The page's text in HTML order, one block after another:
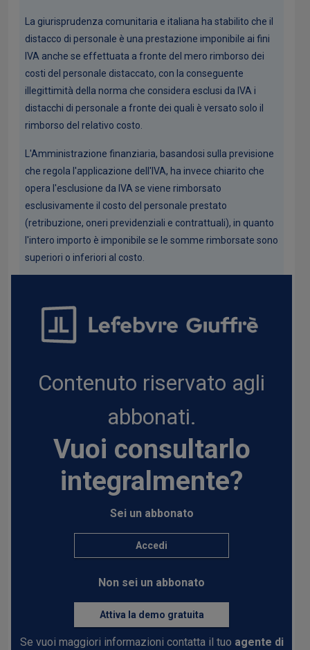
La giurisprudenza comunitaria e italiana ha stabilito che il
distacco di personale è una prestazione imponibile ai fini
IVA anche se effettuata a fronte del mero rimborso dei
costi del personale distaccato, con la conseguente
illegittimità della norma che considera esclusi da IVA i
distacchi di personale a fronte dei quali è versato solo il
rimborso del relativo costo.
L'Amministrazione finanziaria, basandosi sulla previsione
che regola l'applicazione dell'IVA, ha invece chiarito che
opera l'esclusione da IVA se viene rimborsato
esclusivamente il costo del personale prestato
(retribuzione, oneri previdenziali e contrattuali), in quanto
l'intero importo è imponibile se le somme rimborsate sono
superiori o inferiori al costo.
Contenuto riservato agli
abbonati.
Vuoi consultarlo
integralmente?
Sei un abbonato
Accedi
Non sei un abbonato
Attiva la demo gratuita
Se vuoi maggiori informazioni contatta il tuo agente di